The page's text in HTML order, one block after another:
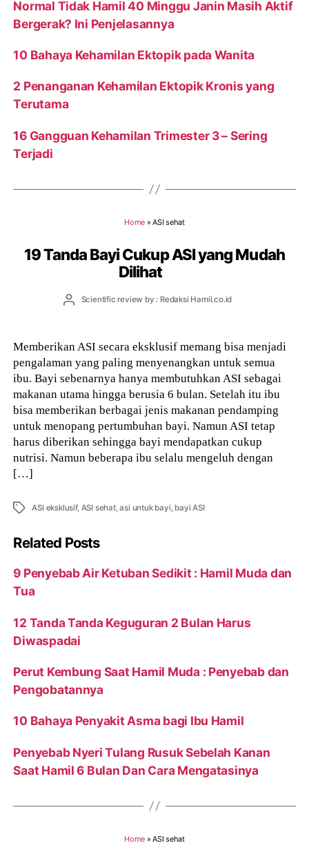
Normal Tidak Hamil 40 Minggu Janin Masih Aktif
Bergerak? Ini Penjelasannya
10 Bahaya Kehamilan Ektopik pada Wanita
2 Penanganan Kehamilan Ektopik Kronis yang
Terutama
16 Gangguan Kehamilan Trimester 3 – Sering
Terjadi
Home »ASI sehat
19 Tanda Bayi Cukup ASI yang Mudah
Dilihat
PostScientific review by : Redaksi Hamil.co.id
Memberikan ASI secara eksklusif memang bisa menjadi
pengalaman yang paling menyenangkan untuk semua
ibu. Bayi sebenarnya hanya membutuhkan ASI sebagai
makanan utama hingga berusia 6 bulan. Setelah itu ibu
bisa memberikan berbagai jenis makanan pendamping
untuk menopang pertumbuhan bayi. Namun ASI tetap
harus diberikan sehingga bayi mendapatkan cukup
nutrisi. Namun beberapa ibu selalu mengeluh dengan
[…]
Tags ASI eksklusif, ASI sehat,asi untuk bayi bayi ASI
Related Posts
9 Penyebab Air Ketuban Sedikit : Hamil Muda dan
Tua
12 Tanda Tanda Keguguran 2 Bulan Harus
Diwaspadai
Perut Kembung Saat Hamil Muda : Penyebab dan
Pengobatannya
10 Bahaya Penyakit Asma bagi Ibu Hamil
Penyebab Nyeri Tulang Rusuk Sebelah Kanan
Saat Hamil 6 Bulan Dan Cara Mengatasinya
Home »ASI sehat